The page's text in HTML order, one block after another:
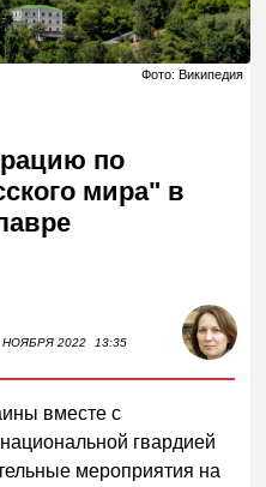
Фото: Википедия
по
мира" в
НОЯБРЯ 2022 13:35
вместе с
гвардией
мероприятия на